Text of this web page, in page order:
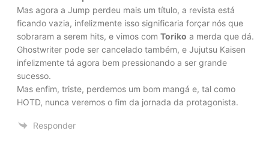
Mas agora a Jump perdeu mais um título, a revista está
ficando vazia, infelizmente isso significaria forçar nós que
sobraram a serem hits, e vimos com Toriko a merda que dá.
Ghostwriter pode ser cancelado também, e Jujutsu Kaisen
infelizmente tá agora bem pressionando a ser grande
sucesso.
Mas enfim, triste, perdemos um bom mangá e, tal como
HOTD, nunca veremos o fim da jornada da protagonista.
Responder